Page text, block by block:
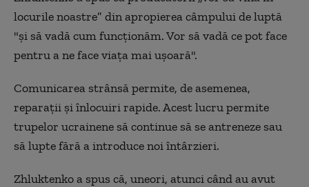
locurile noastre” din apropierea câmpului de luptă
"și să vadă cum funcționăm. Vor să vadă ce pot face
pentru a ne face viața mai ușoară".
Comunicarea strânsă permite, de asemenea,
reparații și înlocuiri rapide. Acest lucru permite
trupelor ucrainene să continue să se antreneze sau
să lupte fără a introduce noi întârzieri.
Zhluktenko a spus că, uneori, atunci când au avut